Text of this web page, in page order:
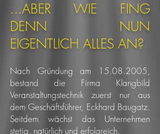
...ABER WIE FING
DENN NUN
EIGENTLICH ALLES AN?
Nach Gründung am 15.08.2005,
bestand die Firma Klangbild
Veranstaltungstechnik zuerst nur aus
dem Geschäftsführer, Eckhard Baugatz.
Seitdem wächst das Unternehmen
stetig, natürlich und erfolgreich.